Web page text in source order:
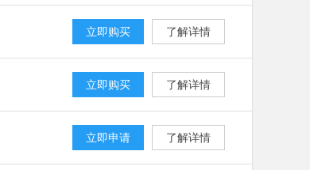
立即购买 了解详情
立即购买 了解详情
立即申请 了解详情